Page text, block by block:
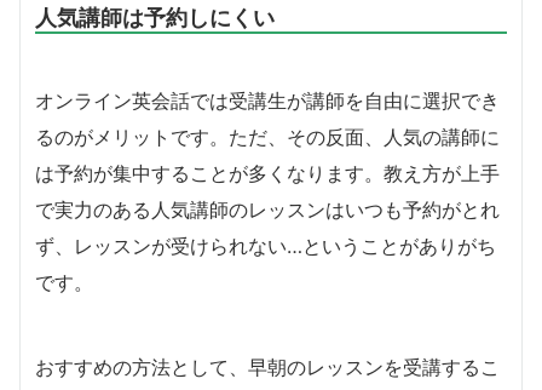
人気講師は予約しにくい
オンライン英会話では受講生が講師を自由に選択でき
るのがメリットです。ただ、その反面、人気の講師に
は予約が集中することが多くなります。教え方が上手
で実力のある人気講師のレッスンはいつも予約がとれ
ず、レッスンが受けられない…ということがありがち
です。
おすすめの方法として、早朝のレッスンを受講するこ